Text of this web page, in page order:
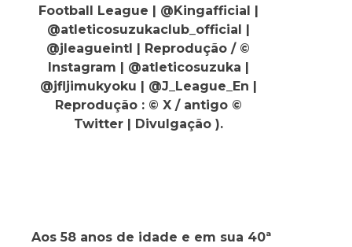
Football League | @Kingafficial |
@atleticosuzukaclub_official |
@jleagueintl | Reprodução / ©
Instagram | @atleticosuzuka |
@jfljimukyoku | @J_League_En |
Reprodução : © X / antigo ©
Twitter | Divulgação ).
Aos 58 anos de idade e em sua 40ª